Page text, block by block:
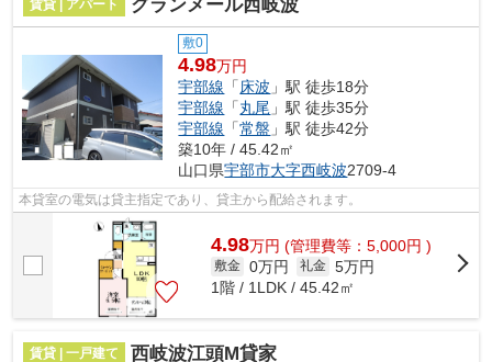
賃貸 | アパート グランメール西岐波
敷0
4.98万円
宇部線 「 床波 」駅 徒歩18分
宇部線 「丸尾 」駅 徒歩35分
宇部線 「常盤 」駅 徒歩42分
築10年 / 45.42㎡
山口県宇部市大字西岐波2709-4
本貸室の電気は貸主指定であり、貸主から配給されます。
4.98万円 (管理費等：5,000円 )
敷金 0万円 礼金 5万円
1階 / 1LDK / 45.42㎡
賃貸 | 一戸建て 西岐波江頭M貸家